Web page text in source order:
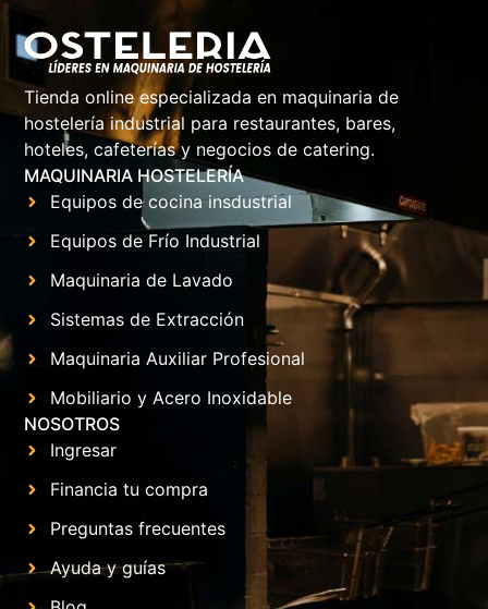
Tienda online especializada en maquinaria de
hostelería industrial para restaurantes, bares,
hoteles, cafeterías y negocios de catering.
MAQUINARIA HOSTELERÍA
Equipos de cocina insdustrial
Equipos de Frío Industrial
Maquinaria de Lavado
Sistemas de Extracción
Maquinaria Auxiliar Profesional
Mobiliario y Acero Inoxidable
NOSOTROS
Ingresar
Financia tu compra
Preguntas frecuentes
Ayuda y guías